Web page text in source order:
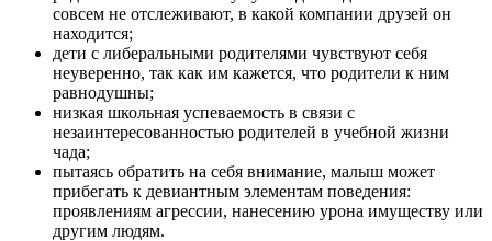
совсем не отслеживают, в какой компании друзей он
находится;
дети с либеральными родителями чувствуют себя
неуверенно, так как им кажется, что родители к ним
равнодушны;
низкая школьная успеваемость в связи с
незаинтересованностью родителей в учебной жизни
чада;
пытаясь обратить на себя внимание, малыш может
прибегать к девиантным элементам поведения:
проявлениям агрессии, нанесению урона имуществу или
другим людям.